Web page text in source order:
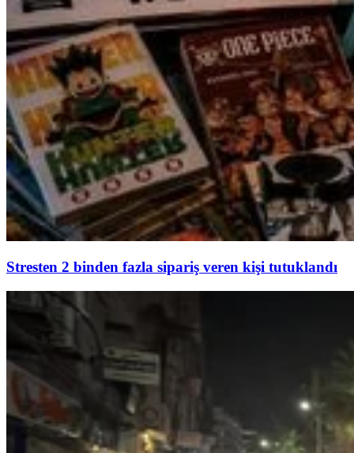
Stresten 2 binden fazla sipariş veren kişi tutuklandı